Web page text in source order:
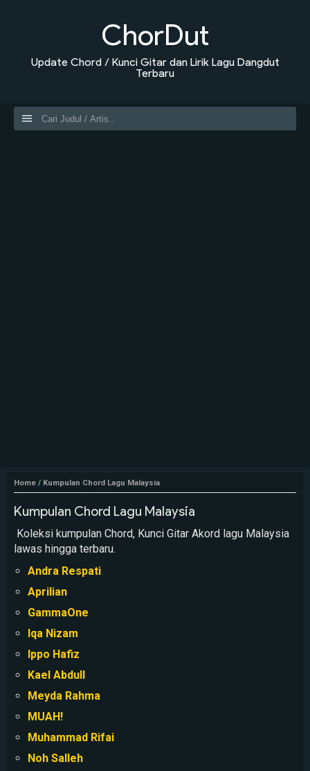
ChorDut
Update Chord / Kunci Gitar dan Lirik Lagu Dangdut
Terbaru
Home / Kumpulan Chord Lagu Malaysia
Kumpulan Chord Lagu Malaysia
Koleksi kumpulan Chord, Kunci Gitar Akord lagu Malaysia
lawas hingga terbaru.
Andra Respati
Aprilian
GammaOne
Iqa Nizam
Ippo Hafiz
Kael Abdull
Meyda Rahma
MUAH!
Muhammad Rifai
Noh Salleh